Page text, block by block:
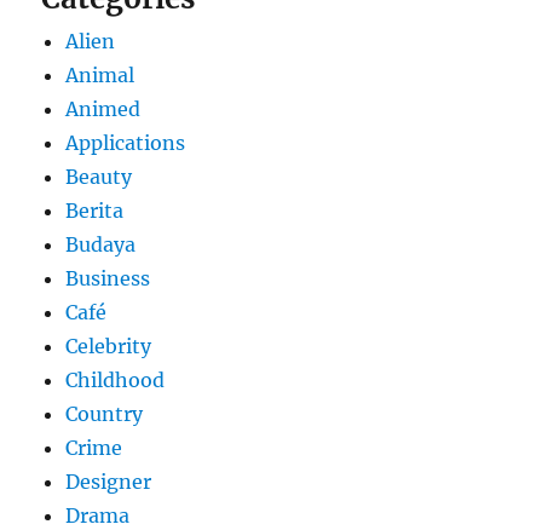
Alien
Animal
Animed
Applications
Beauty
Berita
Budaya
Business
Café
Celebrity
Childhood
Country
Crime
Designer
Drama